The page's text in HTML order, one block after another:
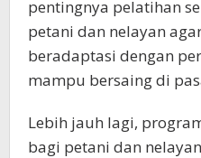
pentingnya pelatihan
petani dan nelayan
beradaptasi dengan
mampu bersaing di
Lebih jauh lagi,
bagi petani dan